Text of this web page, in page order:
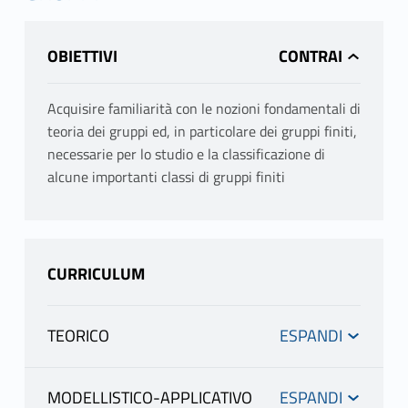
OBIETTIVI
Acquisire familiarità con le nozioni fondamentali di
teoria dei gruppi ed, in particolare dei gruppi finiti,
necessarie per lo studio e la classificazione di
alcune importanti classi di gruppi finiti
CURRICULUM
TEORICO
MODELLISTICO-APPLICATIVO